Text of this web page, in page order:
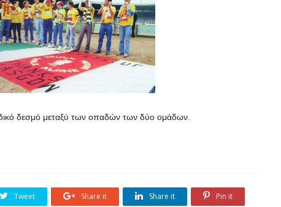
δεσμό μεταξύ των οπαδών των δύο ομάδων.
Tweet Share it Share it Pin it